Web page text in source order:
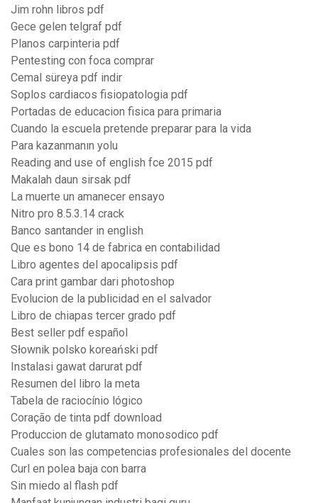
Jim rohn libros pdf
Gece gelen telgraf pdf
Planos carpinteria pdf
Pentesting con foca comprar
Cemal süreya pdf indir
Soplos cardiacos fisiopatologia pdf
Portadas de educacion fisica para primaria
Cuando la escuela pretende preparar para la vida
Para kazanmanın yolu
Reading and use of english fce 2015 pdf
Makalah daun sirsak pdf
La muerte un amanecer ensayo
Nitro pro 8.5.3.14 crack
Banco santander in english
Que es bono 14 de fabrica en contabilidad
Libro agentes del apocalipsis pdf
Cara print gambar dari photoshop
Evolucion de la publicidad en el salvador
Libro de chiapas tercer grado pdf
Best seller pdf español
Słownik polsko koreański pdf
Instalasi gawat darurat pdf
Resumen del libro la meta
Tabela de raciocínio lógico
Coração de tinta pdf download
Produccion de glutamato monosodico pdf
Cuales son las competencias profesionales del docente
Curl en polea baja con barra
Sin miedo al flash pdf